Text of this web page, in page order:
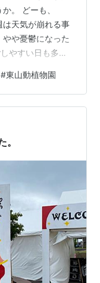
。 どーも、
天気が崩れる事
や憂鬱になった
やすい日も多い
日は中村佳穂さ
んなど堪能してき
を見て泊まりたく
バイキングにと
物園で沢山のお
#東山動植物園